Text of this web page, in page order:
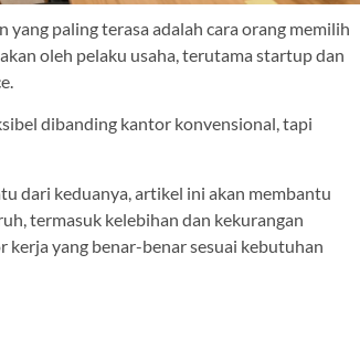
paling terasa adalah cara orang memilih
oleh pelaku usaha, terutama startup dan
dibanding kantor konvensional, tapi
dari keduanya, artikel ini akan membantu
termasuk kelebihan dan kekurangan
kerja yang benar-benar sesuai kebutuhan